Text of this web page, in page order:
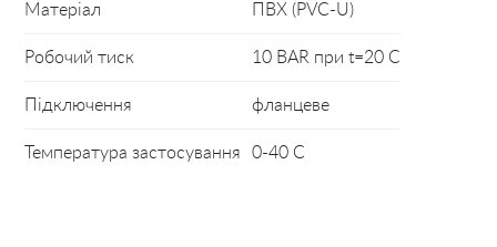
Матеріал ПВХ (PVC-U)
Робочий тиск 10 BAR при t=20 C
Підключення фланцеве
Температура застосування 0-40 С